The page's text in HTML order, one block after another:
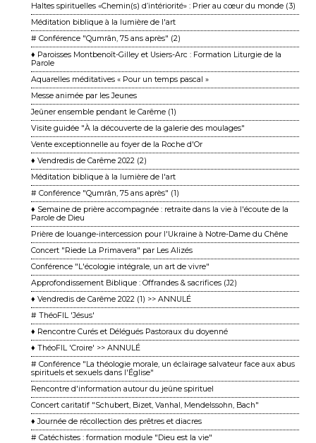
Haltes spirituelles «Chemin(s) d’intériorité» : Prier au cœur du monde (3)
Méditation biblique à la lumière de l'art
# Conférence "Qumrân, 75 ans après" (2)
♦ Paroisses Montbenoît-Gilley et Usiers-Arc : Formation Liturgie de la
Parole
Aquarelles méditatives « Pour un temps pascal »
Messe animée par les Jeunes
Jeûner ensemble pendant le Carême (1)
Visite guidée "À la découverte de la galerie des moulages"
Vente exceptionnelle au foyer de la Roche d'Or
♦ Vendredis de Carême 2022 (2)
Méditation biblique à la lumière de l'art
# Conférence "Qumrân, 75 ans après" (1)
♦ Semaine de prière accompagnée : retraite dans la vie à l'écoute de la
Parole de Dieu
Prière de louange-intercession pour l'Ukraine à Notre-Dame du Chêne
Concert "Riede La Primavera" par Les Alizés
Conférence "L'écologie intégrale, un art de vivre"
Approfondissement Biblique : Offrandes & sacrifices (J2)
♦ Vendredis de Carême 2022 (1) >> ANNULÉ
# ThéoFIL 'Jésus'
♦ Rencontre Curés et Délégués Pastoraux du doyenné
♦ ThéoFIL 'Croire' >> ANNULÉ
# Conférence "La théologie morale, un éclairage salvateur face aux abus
spirituels et sexuels dans l'Église"
Rencontre d'information autour du jeûne spirituel
Concert caritatif "Schubert, Bizet, Vanhal, Mendelssohn, Bach"
♦ Journée de récollection des prêtres et diacres
# Catéchistes : formation module "Dieu est la vie"